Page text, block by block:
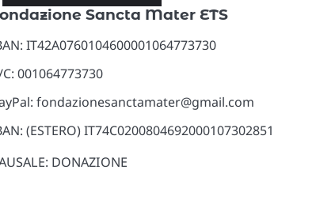
Sancta Mater ETS
IT42A0760104600001064773730
C: 001064773730
fondazionesanctamater@gmail.com
(ESTERO) IT74C0200804692000107302851
DONAZIONE